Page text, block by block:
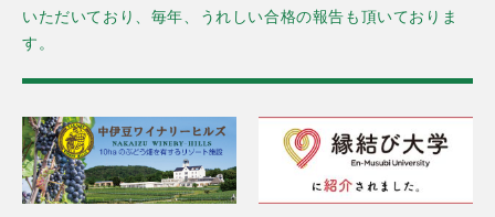
いただいており、毎年、うれしい合格の報告も頂いておりま
す。